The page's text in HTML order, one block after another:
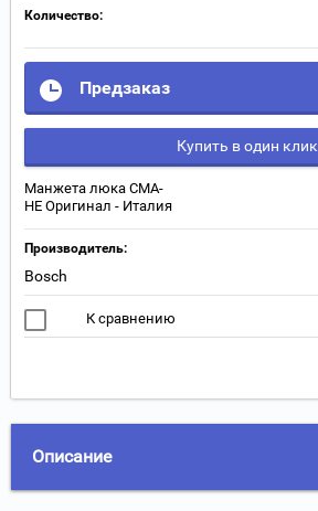
Количество:
Предзаказ
Купить в один клик
Манжета люка СМА-
НЕ Оригинал - Италия
Производитель:
Bosch
К сравнению
Описание